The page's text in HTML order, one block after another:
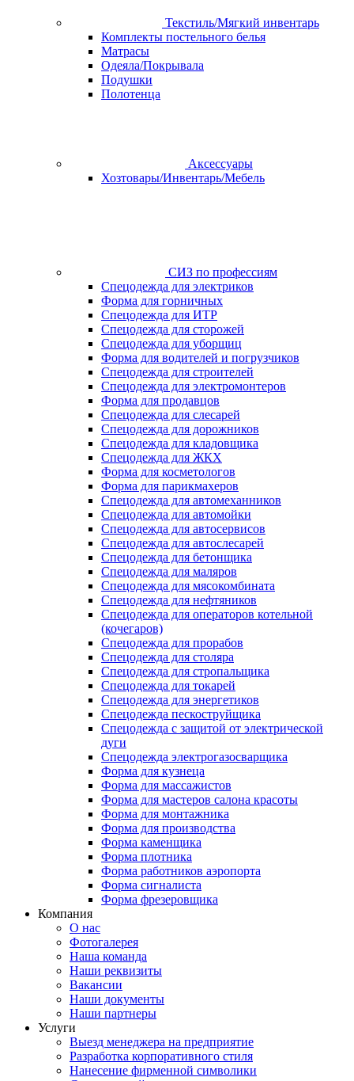
Текстиль/Мягкий инвентарь
Комплекты постельного белья
Матрасы
Одеяла/Покрывала
Подушки
Полотенца
Аксессуары
Хозтовары/Инвентарь/Мебель
СИЗ по профессиям
Спецодежда для электриков
Форма для горничных
Спецодежда для ИТР
Спецодежда для сторожей
Спецодежда для уборщиц
Форма для водителей и погрузчиков
Спецодежда для строителей
Спецодежда для электромонтеров
Форма для продавцов
Спецодежда для слесарей
Спецодежда для дорожников
Спецодежда для кладовщика
Спецодежда для ЖКХ
Форма для косметологов
Форма для парикмахеров
Спецодежда для автомеханников
Спецодежда для автомойки
Спецодежда для автосервисов
Спецодежда для автослесарей
Спецодежда для бетонщика
Спецодежда для маляров
Спецодежда для мясокомбината
Спецодежда для нефтяников
Спецодежда для операторов котельной
(кочегаров)
Спецодежда для прорабов
Спецодежда для столяра
Спецодежда для стропальщика
Спецодежда для токарей
Спецодежда для энергетиков
Спецодежда пескоструйщика
Спецодежда с защитой от электрической
дуги
Спецодежда электрогазосварщика
Форма для кузнеца
Форма для массажистов
Форма для мастеров салона красоты
Форма для монтажника
Форма для производства
Форма каменщика
Форма плотника
Форма работников аэропорта
Форма сигналиста
Форма фрезеровщика
Компания
О нас
Фотогалерея
Наша команда
Наши реквизиты
Вакансии
Наши документы
Наши партнеры
Услуги
Выезд менеджера на предприятие
Разработка корпоративного стиля
Нанесение фирменной символики